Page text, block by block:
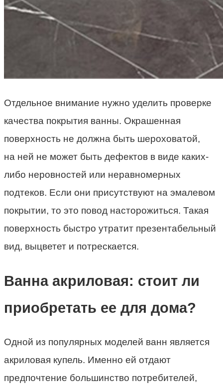
Отдельное внимание нужно уделить проверке
качества покрытия ванны. Окрашенная
поверхность не должна быть шероховатой,
на ней не может быть дефектов в виде каких-
либо неровностей или неравномерных
подтеков. Если они присутствуют на эмалевом
покрытии, то это повод насторожиться. Такая
поверхность быстро утратит презентабельный
вид, выцветет и потрескается.
Ванна акриловая: стоит ли
приобретать ее для дома?
Одной из популярных моделей ванн является
акриловая купель. Именно ей отдают
предпочтение большинство потребителей,